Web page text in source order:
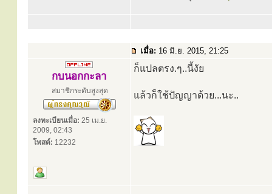
เมื่อ: 16 มิ.ย. 2015, 21:25
กบนอกกะลา
สมาชิกระดับสูงสุด
ลงทะเบียนเมื่อ: 25 เม.ย.
2009, 02:43
โพสต์: 12232
ก็แปลตรง.ๆ..นี้งัย
แล้วก็ใช้ปัญญาด้วย...นะ..